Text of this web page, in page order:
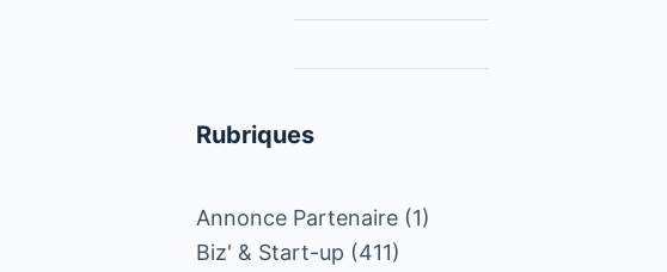
Rubriques
Annonce Partenaire (1)
Biz' & Start-up (411)